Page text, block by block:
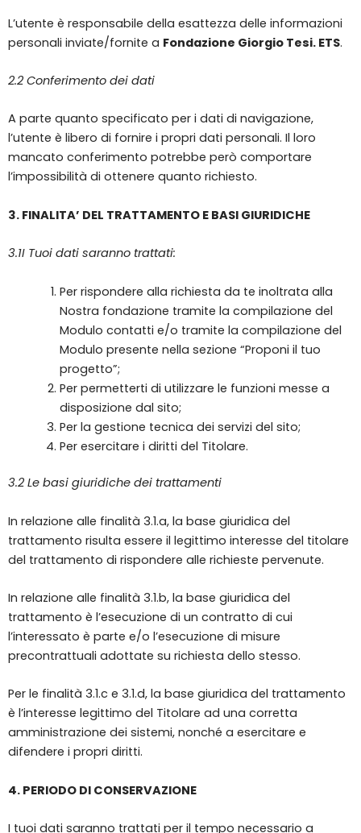
L’utente è responsabile della esattezza delle informazioni
personali inviate/fornite a Fondazione Giorgio Tesi. ETS.
2.2 Conferimento dei dati
A parte quanto specificato per i dati di navigazione,
l’utente è libero di fornire i propri dati personali. Il loro
mancato conferimento potrebbe però comportare
l’impossibilità di ottenere quanto richiesto.
3. FINALITA’ DEL TRATTAMENTO E BASI GIURIDICHE
3.1I Tuoi dati saranno trattati:
Per rispondere alla richiesta da te inoltrata alla
Nostra fondazione tramite la compilazione del
Modulo contatti e/o tramite la compilazione del
Modulo presente nella sezione “Proponi il tuo
progetto”;
Per permetterti di utilizzare le funzioni messe a
disposizione dal sito;
Per la gestione tecnica dei servizi del sito;
Per esercitare i diritti del Titolare.
3.2 Le basi giuridiche dei trattamenti
In relazione alle finalità 3.1.a, la base giuridica del
trattamento risulta essere il legittimo interesse del titolare
del trattamento di rispondere alle richieste pervenute.
In relazione alle finalità 3.1.b, la base giuridica del
trattamento è l’esecuzione di un contratto di cui
l’interessato è parte e/o l’esecuzione di misure
precontrattuali adottate su richiesta dello stesso.
Per le finalità 3.1.c e 3.1.d, la base giuridica del trattamento
è l’interesse legittimo del Titolare ad una corretta
amministrazione dei sistemi, nonché a esercitare e
difendere i propri diritti.
4. PERIODO DI CONSERVAZIONE
I tuoi dati saranno trattati per il tempo necessario a